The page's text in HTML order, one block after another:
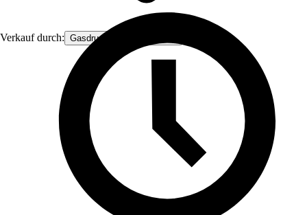
Verkauf durch: Gasdruckfeder Großhandel